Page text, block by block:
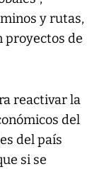
y rutas,
proyectos de
reactivar la
del
del país
si se